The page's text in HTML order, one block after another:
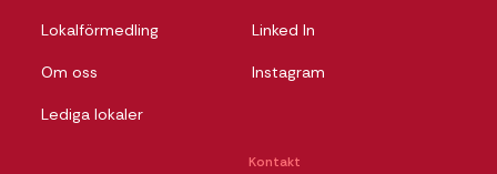
Lokalförmedling
Om oss
Lediga lokaler
Linked In
Instagram
Kontakt